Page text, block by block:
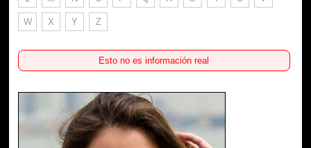
W X Y Z
Esto no es información real